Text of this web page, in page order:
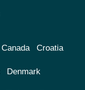
Canada Croatia
Denmark